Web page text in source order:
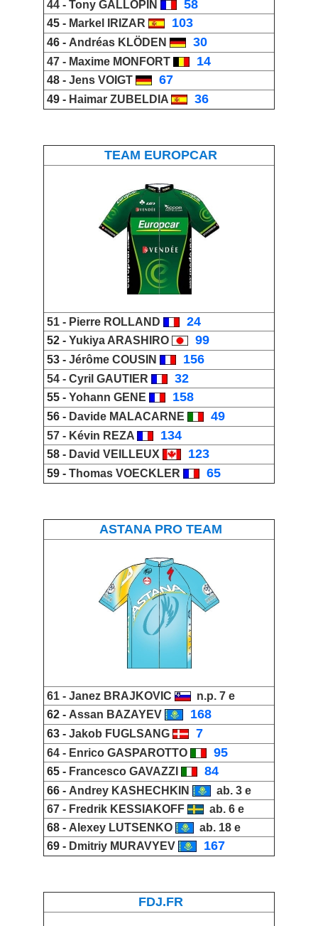
44 - Tony GALLOPIN 58
45 - Markel IRIZAR 103
46 - Andréas KLÖDEN 30
47 - Maxime MONFORT 14
48 - Jens VOIGT 67
49 - Haimar ZUBELDIA 36
TEAM EUROPCAR
51 - Pierre ROLLAND 24
52 - Yukiya ARASHIRO 99
53 - Jérôme COUSIN 156
54 - Cyril GAUTIER 32
55 - Yohann GENE 158
56 - Davide MALACARNE 49
57 - Kévin REZA 134
58 - David VEILLEUX 123
59 - Thomas VOECKLER 65
ASTANA PRO TEAM
61 - Janez BRAJKOVIC
n.p. 7 e
62 - Assan BAZAYEV 168
63 - Jakob FUGLSANG 7
64 - Enrico GASPAROTTO 95
65 - Francesco GAVAZZI 84
66 - Andrey KASHECHKIN
ab. 3 e
67 - Fredrik KESSIAKOFF
ab. 6 e
68 - Alexey LUTSENKO
ab. 18 e
69 - Dmitriy MURAVYEV 167
FDJ.FR